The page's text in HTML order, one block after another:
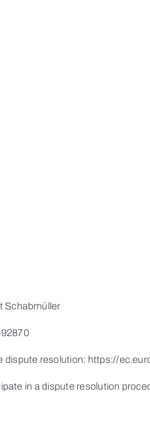
Schabmüller
dispute resolution: https://
in a dispute resolution